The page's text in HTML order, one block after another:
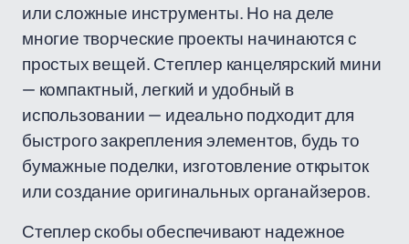
или сложные инструменты. Но на деле
многие творческие проекты начинаются с
простых вещей. Степлер канцелярский мини
— компактный, легкий и удобный в
использовании — идеально подходит для
быстрого закрепления элементов, будь то
бумажные поделки, изготовление открыток
или создание оригинальных органайзеров.
Степлер скобы обеспечивают надежное